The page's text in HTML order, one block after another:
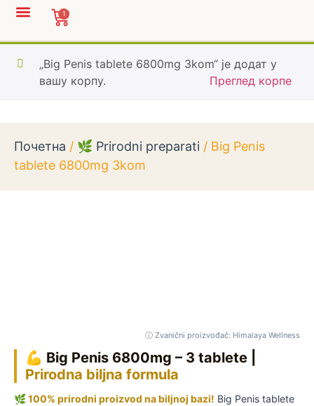
1
„Big Penis tablete 6800mg 3kom“ је додат у
вашу корпу.
Преглед корпе
Почетна / 🌿 Prirodni preparati / Big Penis
tablete 6800mg 3kom
ⓘ Zvanični proizvođač: Himalaya Wellness
💪 Big Penis 6800mg – 3 tablete |
Prirodna biljna formula
🌿 100% prirodni proizvod na biljnoj bazi! Big Penis tablete